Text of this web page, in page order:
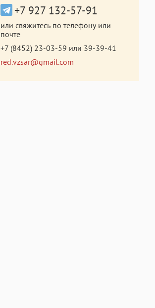
+7 927 132-57-91
или свяжитесь по телефону или
почте
+7 (8452) 23-03-59 или 39-39-41
red.vzsar@gmail.com